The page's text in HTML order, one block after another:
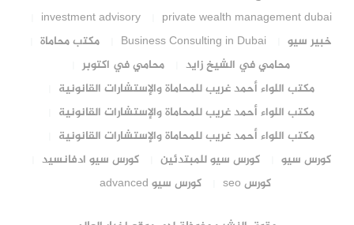
private wealth management dubai
investment advisory
خبير سيو
Business Consulting in Dubai
مكتب محاماة
محامي في الشيخ زايد
محامي في اكتوبر
مكتب اللواء أحمد غريب للمحاماة والإستشارات القانونية
مكتب اللواء أحمد غريب للمحاماة والإستشارات القانونية
مكتب اللواء أحمد غريب للمحاماة والإستشارات القانونية
كورس سيو
كورس سيو للمبتدئين
كورس سيو ادفانسيد
كورس seo
كورس سيو advanced